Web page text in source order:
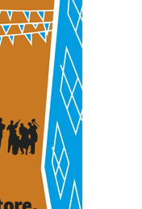
teknologiaz
teknologia hori
diguzu.Gehiago